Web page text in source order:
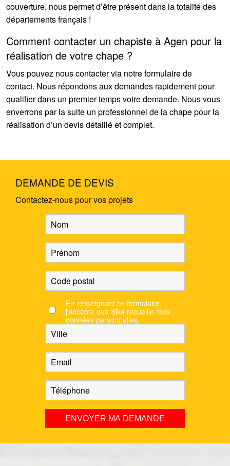
couverture, nous permet d’être présent dans la totalité des
départements français !
Comment contacter un chapiste à Agen pour la
réalisation de votre chape ?
Vous pouvez nous contacter via notre formulaire de
contact. Nous répondons aux demandes rapidement pour
qualifier dans un premier temps votre demande. Nous vous
enverrons par la suite un professionnel de la chape pour la
réalisation d’un devis détaillé et complet.
DEMANDE DE DEVIS
Contactez-nous pour vos projets
En renseignant ce formulaire,
j'accepte que Sika recueille mes
données personnelles.